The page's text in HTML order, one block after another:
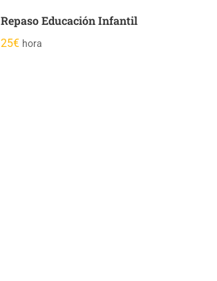
Repaso Educación Infantil
25€ hora